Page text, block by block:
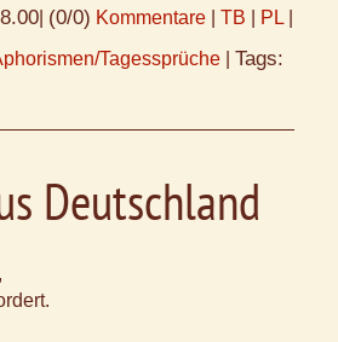
(0/0) Kommentare TB PL
Tagessprüche Tags:
Deutschland